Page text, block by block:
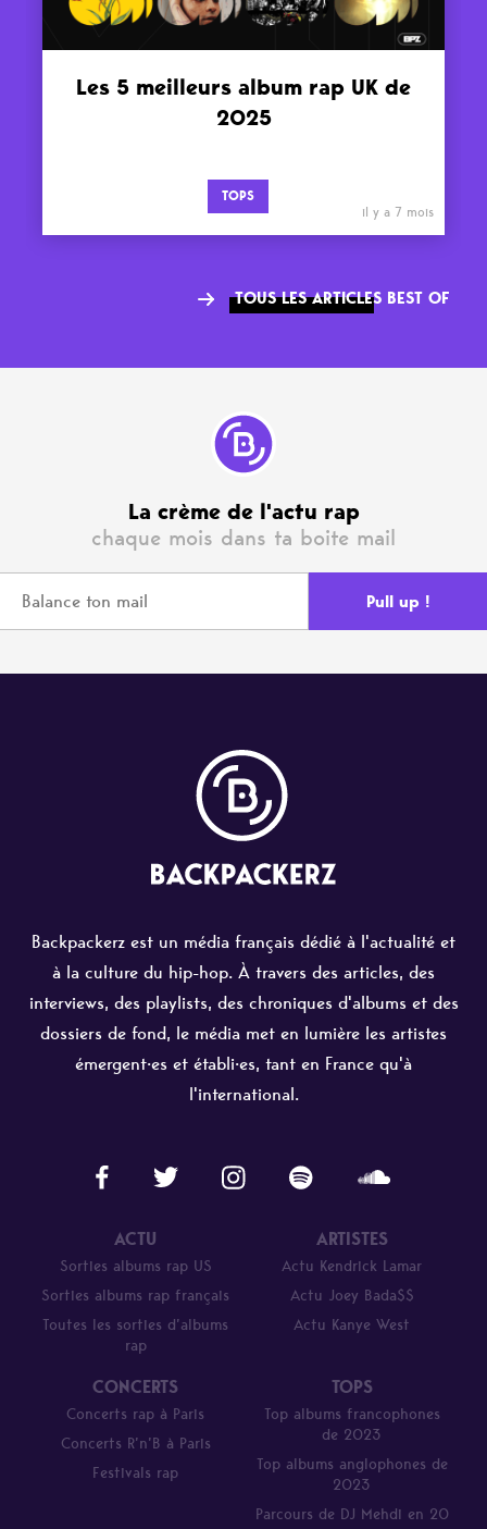
Les 5 meilleurs album rap UK de
2025
TOPS
il y a 7 mois
TOUS LES ARTICLES BEST OF
La crème de l'actu rap
chaque mois dans ta boite mail
Backpackerz est un média français dédié à l'actualité et
à la culture du hip-hop. À travers des articles, des
interviews, des playlists, des chroniques d'albums et des
dossiers de fond, le média met en lumière les artistes
émergent·es et établi·es, tant en France qu'à
l'international.
ACTU
Sorties albums rap US
Sorties albums rap français
Toutes les sorties d’albums
rap
ARTISTES
Actu Kendrick Lamar
Actu Joey Bada$$
Actu Kanye West
CONCERTS
Concerts rap à Paris
Concerts R’n’B à Paris
Festivals rap
TOPS
Top albums francophones
de 2023
Top albums anglophones de
2023
Parcours de DJ Mehdi en 20